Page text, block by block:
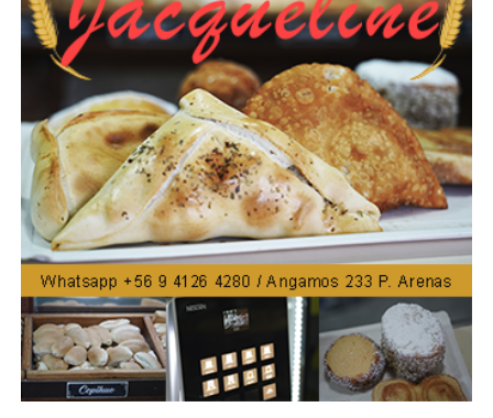
venta cumpla con indumentarias adecuada.
La acción fiscalizadora tiene como objetivo prevenir
posibles intoxicaciones alimentarias por consumir
productos en mal estado, conservación deficiente, sin
cadena de frio, entre otros. A esto se suma la posibilidad
de intoxicaciones por ingesta excesiva de alimentos en
estas fiestas.
A nivel regional se inspeccionan durante estas semanas
más de 50 carnicerías y locales que venden productos
cárneos, entre supermercados e importadores. Durante
las últimas semanas no se han iniciado sumarios
sanitarios por esta causa.
Aunque la situación epidemiológica de la región en